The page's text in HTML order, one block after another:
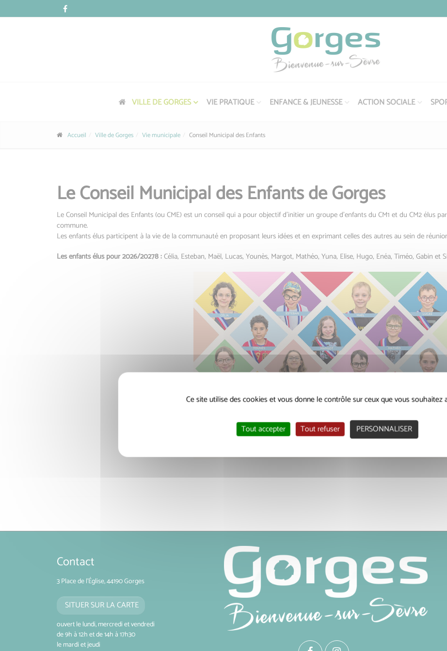
VILLE DE GORGES VIE PRATIQUE ENFANCE & JEUNESSE ACTION SOCIALE
Accueil Ville de Gorges Vie municipale Conseil Municipal des Enfants
Le Conseil Municipal des Enfants de Gorges
Le Conseil Municipal des Enfants (ou CME) est un conseil qui a pour objectif d’initier un groupe d’enfants du CM1 et du CM2 élus
commune.
Les enfants élus participent à la vie de la communauté en proposant leurs idées et en exprimant celles des autres au sein de
Les enfants élus pour 2026/20278 :Célia, Esteban, Maël, Lucas, Younès, Margot, Mathéo, Yuna, Elise, Hugo, Enéa, Timéo, Gabin et
Contact
3 Place de l'Église, 44190 Gorges
SITUER SUR LA CARTE
ouvert le lundi, mercredi et vendredi
de 9h à 12h et de 14h à 17h30
le mardi et jeudi
Panneau de gestion des cookies
Ce site utilise des cookies et vous donne le contrôle sur ceux que vous souhaitez
Tout accepter Tout refuser PERSONNALISER